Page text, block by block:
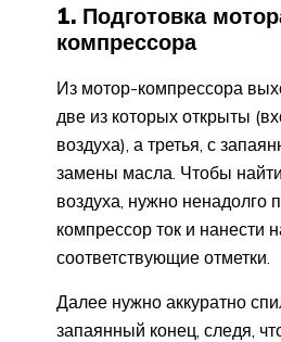
1. Подготовка
компрессора
Из мотор-компрессора
две из которых открыты
воздуха), а третья, с
замены масла. Чтобы
воздуха, нужно ненадолго
компрессор ток и нанести
соответствующие отметки.
Далее нужно аккуратно
запаянный конец, следя,